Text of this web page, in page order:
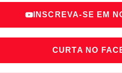
INSCREVA-SE EM
CURTA NO